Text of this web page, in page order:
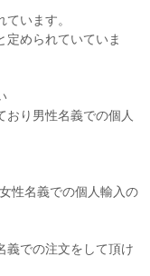
います。
定められていていま
おり男性名義での個人
性名義での個人輸入の
義での注文をして頂け